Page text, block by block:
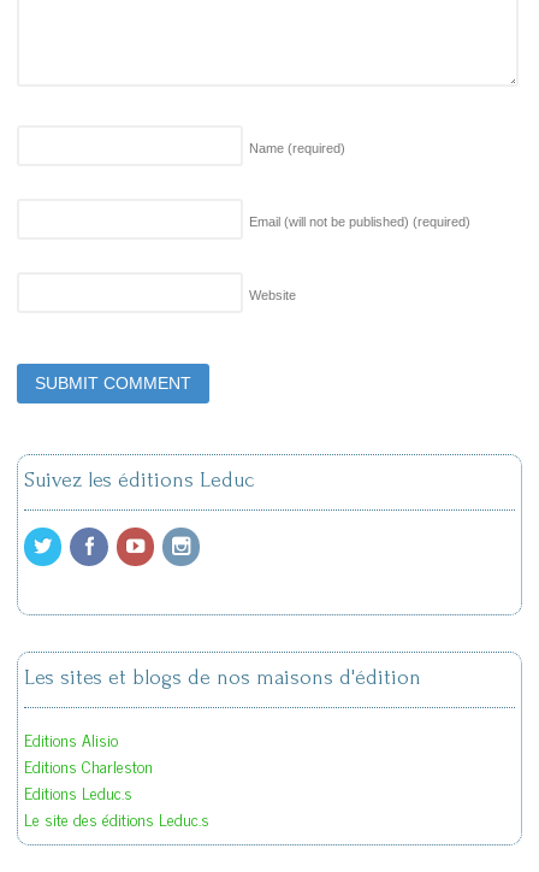
Name (required)
Email (will not be published) (required)
Website
Suivez les éditions Leduc
Les sites et blogs de nos maisons d'édition
Editions Alisio
Editions Charleston
Editions Leduc.s
Le site des éditions Leduc.s